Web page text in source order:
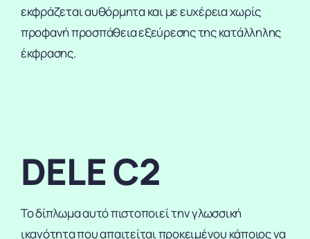
εκφράζεται αυθόρμητα και με ευχέρεια χωρίς
προφανή προσπάθεια εξεύρεσης της κατάλληλης
έκφρασης.
DELE C2
Το δίπλωμα αυτό πιστοποιεί την γλωσσική
ικανότητα που απαιτείται προκειμένου κάποιος να